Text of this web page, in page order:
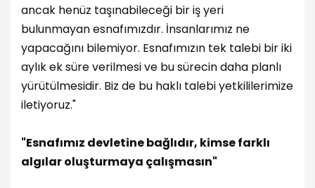
ancak henüz taşınabileceği bir iş yeri
bulunmayan esnafımızdır. İnsanlarımız ne
yapacağını bilemiyor. Esnafımızın tek talebi bir iki
aylık ek süre verilmesi ve bu sürecin daha planlı
yürütülmesidir. Biz de bu haklı talebi yetkililerimize
iletiyoruz."
"Esnafımız devletine bağlıdır, kimse farklı
algılar oluşturmaya çalışmasın"